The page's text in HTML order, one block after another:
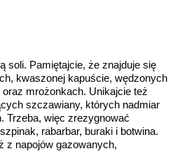
soli. Pamiętajcie, że znajduje się
kwaszonej kapuście, wędzonych
mrożonkach. Unikajcie też
szczawiany, których nadmiar
Trzeba, więc zrezygnować
rabarbar, buraki i botwina.
z napojów gazowanych,